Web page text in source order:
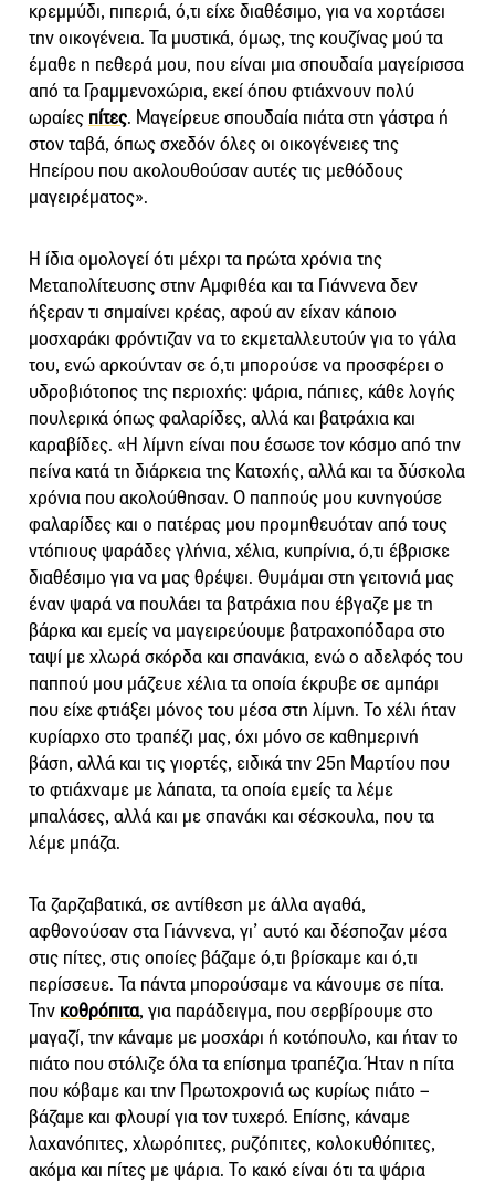
κρεμμύδι, πιπεριά, ό,τι είχε διαθέσιμο, για να χορτάσει
την οικογένεια. Τα μυστικά, όμως, της κουζίνας μού τα
έμαθε η πεθερά μου, που είναι μια σπουδαία μαγείρισσα
από τα Γραμμενοχώρια, εκεί όπου φτιάχνουν πολύ
ωραίες πίτες. Μαγείρευε σπουδαία πιάτα στη γάστρα ή
στον ταβά, όπως σχεδόν όλες οι οικογένειες της
Ηπείρου που ακολουθούσαν αυτές τις μεθόδους
μαγειρέματος».
Η ίδια ομολογεί ότι μέχρι τα πρώτα χρόνια της
Μεταπολίτευσης στην Αμφιθέα και τα Γιάννενα δεν
ήξεραν τι σημαίνει κρέας, αφού αν είχαν κάποιο
μοσχαράκι φρόντιζαν να το εκμεταλλευτούν για το γάλα
του, ενώ αρκούνταν σε ό,τι μπορούσε να προσφέρει ο
υδροβιότοπος της περιοχής: ψάρια, πάπιες, κάθε λογής
πουλερικά όπως φαλαρίδες, αλλά και βατράχια και
καραβίδες. «Η λίμνη είναι που έσωσε τον κόσμο από την
πείνα κατά τη διάρκεια της Κατοχής, αλλά και τα δύσκολα
χρόνια που ακολούθησαν. Ο παππούς μου κυνηγούσε
φαλαρίδες και ο πατέρας μου προμηθευόταν από τους
ντόπιους ψαράδες γλήνια, χέλια, κυπρίνια, ό,τι έβρισκε
διαθέσιμο για να μας θρέψει. Θυμάμαι στη γειτονιά μας
έναν ψαρά να πουλάει τα βατράχια που έβγαζε με τη
βάρκα και εμείς να μαγειρεύουμε βατραχοπόδαρα στο
ταψί με χλωρά σκόρδα και σπανάκια, ενώ ο αδελφός του
παππού μου μάζευε χέλια τα οποία έκρυβε σε αμπάρι
που είχε φτιάξει μόνος του μέσα στη λίμνη. Το χέλι ήταν
κυρίαρχο στο τραπέζι μας, όχι μόνο σε καθημερινή
βάση, αλλά και τις γιορτές, ειδικά την 25η Μαρτίου που
το φτιάχναμε με λάπατα, τα οποία εμείς τα λέμε
μπαλάσες, αλλά και με σπανάκι και σέσκουλα, που τα
λέμε μπάζα.
Τα ζαρζαβατικά, σε αντίθεση με άλλα αγαθά,
αφθονούσαν στα Γιάννενα, γι’ αυτό και δέσποζαν μέσα
στις πίτες, στις οποίες βάζαμε ό,τι βρίσκαμε και ό,τι
περίσσευε. Τα πάντα μπορούσαμε να κάνουμε σε πίτα.
Την κοθρόπιτα, για παράδειγμα, που σερβίρουμε στο
μαγαζί, την κάναμε με μοσχάρι ή κοτόπουλο, και ήταν το
πιάτο που στόλιζε όλα τα επίσημα τραπέζια. Ήταν η πίτα
που κόβαμε και την Πρωτοχρονιά ως κυρίως πιάτο –
βάζαμε και φλουρί για τον τυχερό. Επίσης, κάναμε
λαχανόπιτες, χλωρόπιτες, ρυζόπιτες, κολοκυθόπιτες,
ακόμα και πίτες με ψάρια. Το κακό είναι ότι τα ψάρια